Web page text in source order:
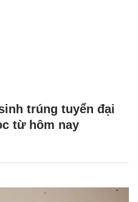
trúng tuyển đại
từ hôm nay